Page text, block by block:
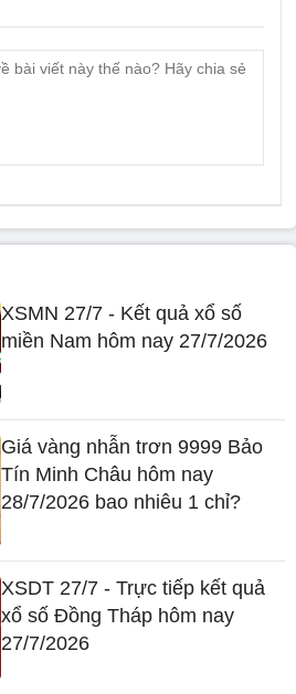
XSMN 27/7 - Kết quả xổ số
miền Nam hôm nay 27/7/2026
Giá vàng nhẫn trơn 9999 Bảo
Tín Minh Châu hôm nay
28/7/2026 bao nhiêu 1 chỉ?
XSDT 27/7 - Trực tiếp kết quả
xổ số Đồng Tháp hôm nay
27/7/2026